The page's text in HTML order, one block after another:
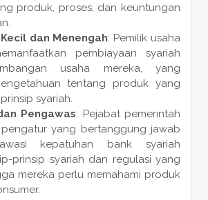
produk, proses, dan keuntungan
dan Menengah: Pemilik usaha
pembiayaan syariah
usaha mereka, yang
tentang produk yang
syariah.
Pengawas: Pejabat pemerintah
yang bertanggung jawab
kepatuhan bank syariah
prinsip syariah dan regulasi yang
mereka perlu memahami produk